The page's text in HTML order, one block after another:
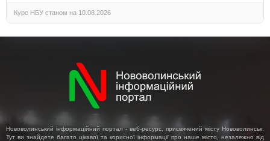
Курс НБУ станом на 10.08.2026
Нововолинський інформаційний портал - веб-ресурс, присвячений місту Нововолинськ.
Тут ви знайдете багато цікавої та корисної інформації про наше місто, незалежно від